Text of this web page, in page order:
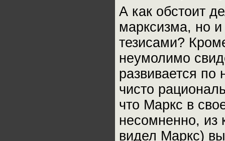
А как обстоит
марксизма, но
тезисами?
неумолимо
развивается
чисто
что Маркс в
несомненно, из
видел Маркс)